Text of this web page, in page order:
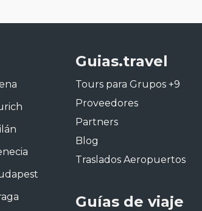
Guias.travel
Tours para Grupos +9
Proveedores
Partners
Blog
Traslados Aeropuertos
Guías de viaje